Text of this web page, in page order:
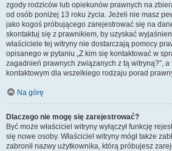
zgody rodziców lub opiekunów prawnych na
od osób poniżej 13 roku życia. Jeżeli nie masz
jako kogoś próbującego zarejestrować się na
skontaktuj się z prawnikiem, by uzyskać
właściciele tej witryny nie dostarczają pomocy
opisanego w pytaniu „Z kim się kontaktować w
zagadnień prawnych związanych z tą witryną?”,
kontaktowym dla wszelkiego rodzaju porad
Na górę
Dlaczego nie mogę się zarejestrować?
Być może właściciel witryny wyłączył funkcję
się nowe osoby. Właściciel witryny mógł także
zabronił nazwy użytkownika, którą próbujesz